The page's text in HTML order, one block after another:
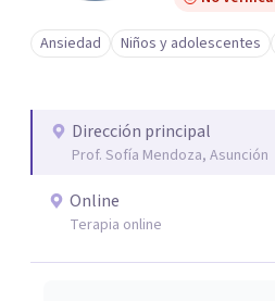
Ansiedad Niños y adolescentes
Dirección principal
Prof. Sofía Mendoza, Asunción
Online
Terapia online